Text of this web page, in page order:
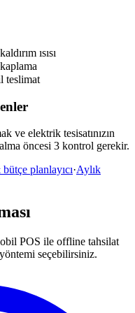
ısısı
teslimat
ve elektrik tesisatınızın
öncesi 3 kontrol gerekir.
planlayıcı·Aylık
POS ile offline tahsilat
seçebilirsiniz.